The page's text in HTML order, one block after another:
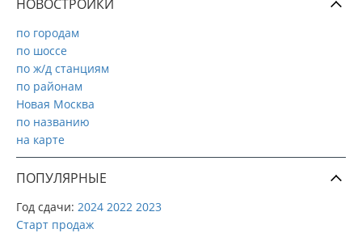
НОВОСТРОЙКИ
по городам
по шоссе
по ж/д станциям
по районам
Новая Москва
по названию
на карте
ПОПУЛЯРНЫЕ
Год сдачи: 2024 2022 2023
Старт продаж